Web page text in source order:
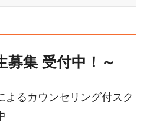
募集 受付中！～
よるカウンセリング付スク